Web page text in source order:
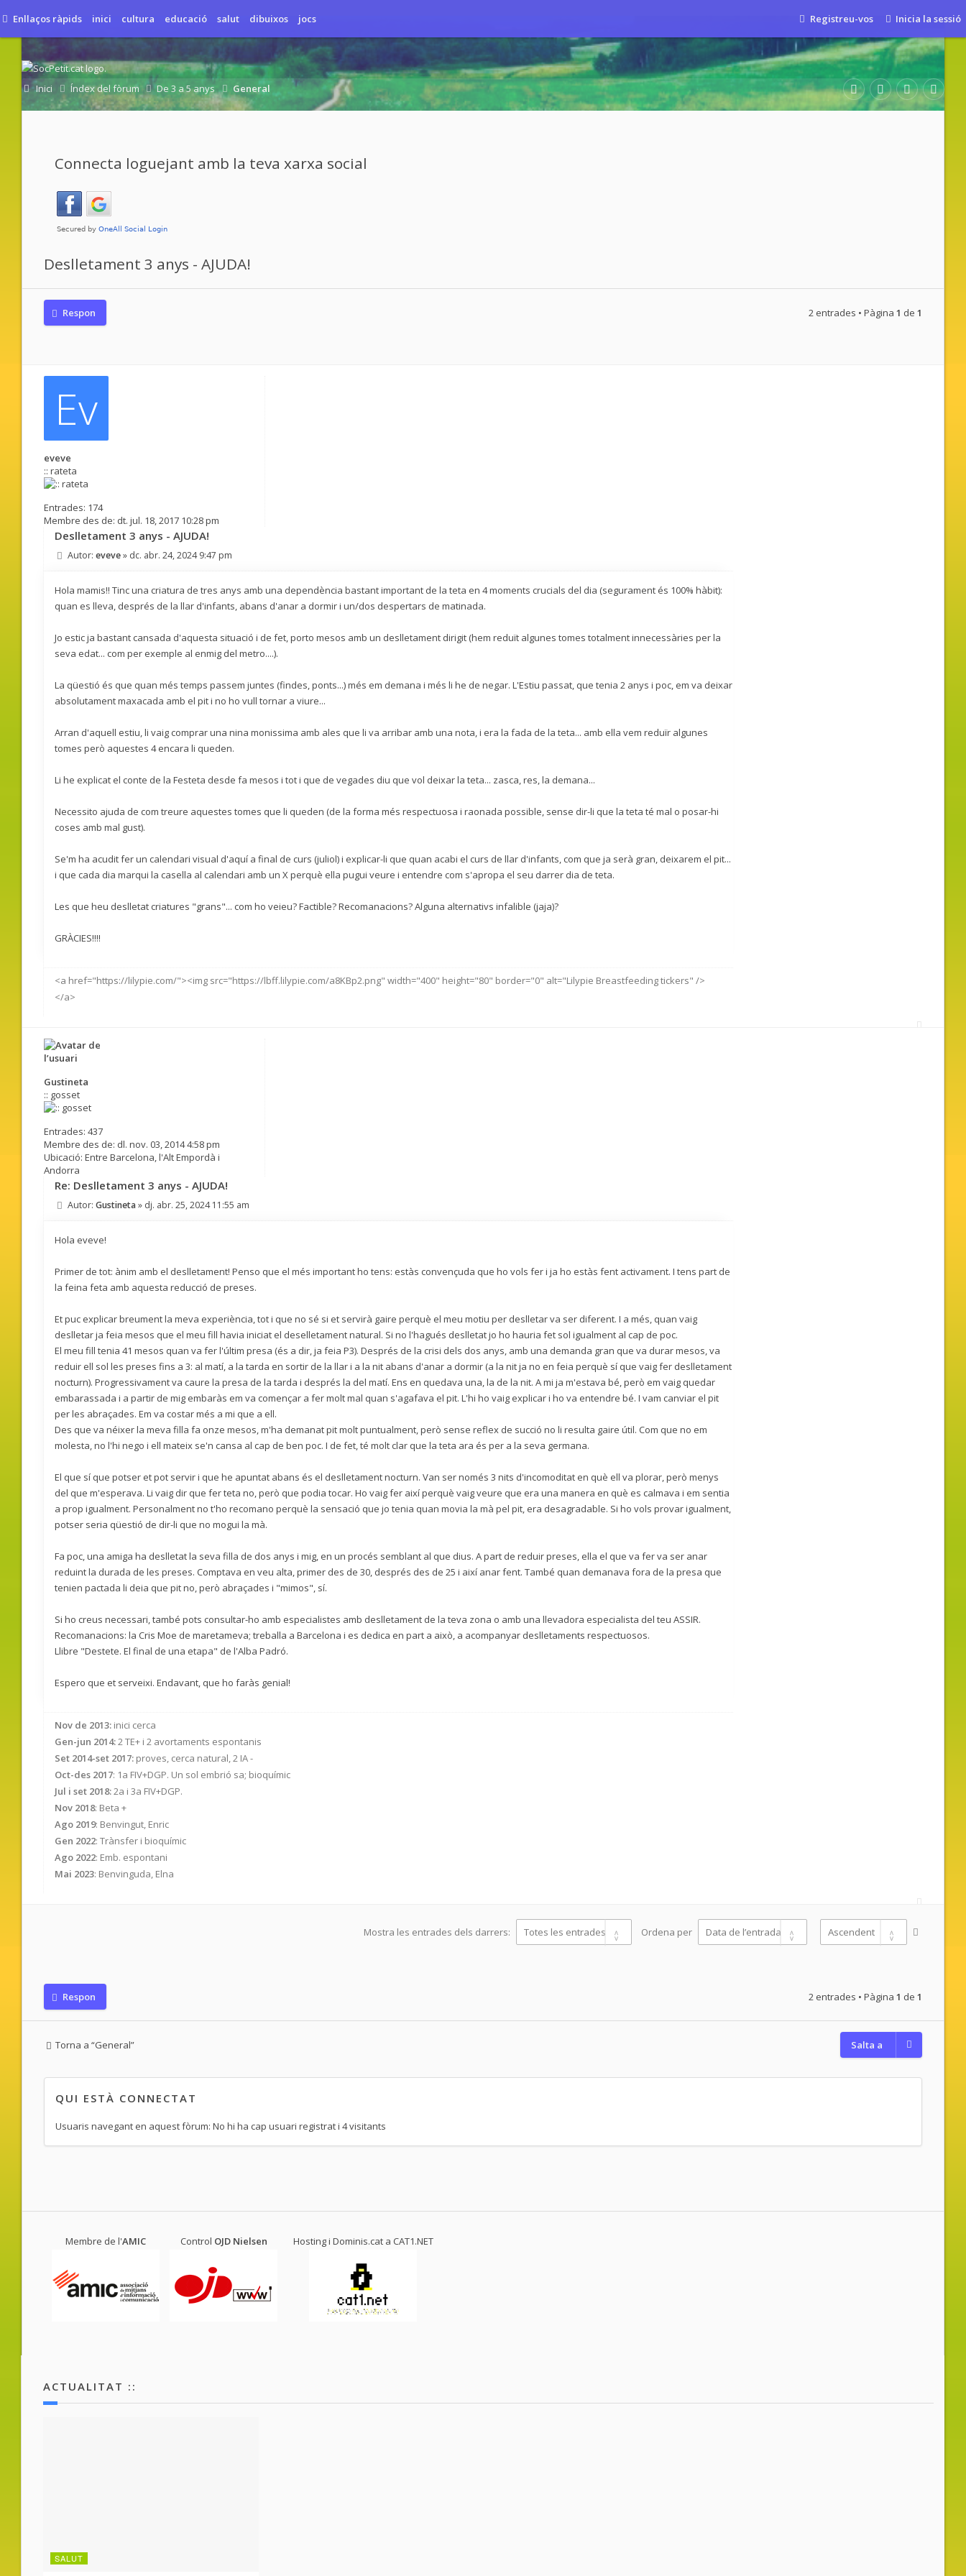
Enllaços ràpids inici cultura educació salut dibuixos jocs Inicia la sessió
Registreu-vos
Inici Índex del fòrum De 3 a 5 anys General
Connecta loguejant amb la teva xarxa social
Deslletament 3 anys - AJUDA!
Respon 2 entrades • Pàgina 1 de 1
Ev
eveve
:: rateta
Entrades: 174
Membre des de: dt. jul. 18, 2017 10:28 pm
Deslletament 3 anys - AJUDA!
Autor: eveve» dc. abr. 24, 2024 9:47 pm
Hola mamis!! Tinc una criatura de tres anys amb una dependència bastant important de la teta en 4 moments crucials del dia (segurament és 100% hàbit):
quan es lleva, després de la llar d'infants, abans d'anar a dormir i un/dos despertars de matinada.
Jo estic ja bastant cansada d'aquesta situació i de fet, porto mesos amb un deslletament dirigit (hem reduït algunes tomes totalment innecessàries per la
seva edat... com per exemple al enmig del metro....).
La qüestió és que quan més temps passem juntes (findes, ponts...) més em demana i més li he de negar. L'Estiu passat, que tenia 2 anys i poc, em va deixar
absolutament maxacada amb el pit i no ho vull tornar a viure...
Arran d'aquell estiu, li vaig comprar una nina monissima amb ales que li va arribar amb una nota, i era la fada de la teta... amb ella vem reduïr algunes
tomes però aquestes 4 encara li queden.
Li he explicat el conte de la Festeta desde fa mesos i tot i que de vegades diu que vol deixar la teta... zasca, res, la demana...
Necessito ajuda de com treure aquestes tomes que li queden (de la forma més respectuosa i raonada possible, sense dir-li que la teta té mal o posar-hi
coses amb mal gust).
Se'm ha acudit fer un calendari visual d'aquí a final de curs (juliol) i explicar-li que quan acabi el curs de llar d'infants, com que ja serà gran, deixarem el pit...
i que cada dia marqui la casella al calendari amb un X perquè ella pugui veure i entendre com s'apropa el seu darrer dia de teta.
Les que heu deslletat criatures "grans"... com ho veieu? Factible? Recomanacions? Alguna alternativs infalible (jaja)?
GRÀCIES!!!!
<a href="https://lilypie.com/"><img src="https://lbff.lilypie.com/a8KBp2.png" width="400" height="80" border="0" alt="Lilypie Breastfeeding tickers" />
</a>
Gustineta
:: gosset
Entrades: 437
Membre des de: dl. nov. 03, 2014 4:58 pm
Ubicació: Entre Barcelona, l'Alt Empordà i
Andorra
Re: Deslletament 3 anys - AJUDA!
Autor: Gustineta» dj. abr. 25, 2024 11:55 am
Hola eveve!
Primer de tot: ànim amb el deslletament! Penso que el més important ho tens: estàs convençuda que ho vols fer i ja ho estàs fent activament. I tens part de
la feina feta amb aquesta reducció de preses.
Et puc explicar breument la meva experiència, tot i que no sé si et servirà gaire perquè el meu motiu per deslletar va ser diferent. I a més, quan vaig
deslletar ja feia mesos que el meu fill havia iniciat el deselletament natural. Si no l'hagués deslletat jo ho hauria fet sol igualment al cap de poc.
El meu fill tenia 41 mesos quan va fer l'últim presa (és a dir, ja feia P3). Després de la crisi dels dos anys, amb una demanda gran que va durar mesos, va
reduir ell sol les preses fins a 3: al matí, a la tarda en sortir de la llar i a la nit abans d'anar a dormir (a la nit ja no en feia perquè sí que vaig fer deslletament
nocturn). Progressivament va caure la presa de la tarda i després la del matí. Ens en quedava una, la de la nit. A mi ja m'estava bé, però em vaig quedar
embarassada i a partir de mig embaràs em va començar a fer molt mal quan s'agafava el pit. L'hi ho vaig explicar i ho va entendre bé. I vam canviar el pit
per les abraçades. Em va costar més a mi que a ell.
Des que va néixer la meva filla fa onze mesos, m'ha demanat pit molt puntualment, però sense reflex de succió no li resulta gaire útil. Com que no em
molesta, no l'hi nego i ell mateix se'n cansa al cap de ben poc. I de fet, té molt clar que la teta ara és per a la seva germana.
El que sí que potser et pot servir i que he apuntat abans és el deslletament nocturn. Van ser només 3 nits d'incomoditat en què ell va plorar, però menys
del que m'esperava. Li vaig dir que fer teta no, però que podia tocar. Ho vaig fer així perquè vaig veure que era una manera en què es calmava i em sentia
a prop igualment. Personalment no t'ho recomano perquè la sensació que jo tenia quan movia la mà pel pit, era desagradable. Si ho vols provar igualment,
potser seria qüestió de dir-li que no mogui la mà.
Fa poc, una amiga ha deslletat la seva filla de dos anys i mig, en un procés semblant al que dius. A part de reduir preses, ella el que va fer va ser anar
reduint la durada de les preses. Comptava en veu alta, primer des de 30, després des de 25 i així anar fent. També quan demanava fora de la presa que
tenien pactada li deia que pit no, però abraçades i "mimos", sí.
Si ho creus necessari, també pots consultar-ho amb especialistes amb deslletament de la teva zona o amb una llevadora especialista del teu ASSIR.
Recomanacions: la Cris Moe de maretameva; treballa a Barcelona i es dedica en part a això, a acompanyar deslletaments respectuosos.
Llibre "Destete. El final de una etapa" de l'Alba Padró.
Espero que et serveixi. Endavant, que ho faràs genial!
Nov de 2013: inici cerca
Gen-jun 2014:2 TE+ i 2 avortaments espontanis
Set 2014-set 2017: proves, cerca natural, 2 IA -
Oct-des 2017: 1a FIV+DGP. Un sol embrió sa; bioquímic
Jul i set 2018:2a i 3a FIV+DGP.
Nov 2018: Beta +
Ago 2019: Benvingut, Enric
Gen 2022: Trànsfer i bioquímic
Ago 2022: Emb. espontani
Mai 2023: Benvinguda, Elna
Mostra les entrades dels darrers: Ordena per
Respon 2 entrades • Pàgina 1 de 1
Torna a “General” Salta a
QUI ESTÀ CONNECTAT
Usuaris navegant en aquest fòrum: No hi ha cap usuari registrat i 4 visitants
Membre de l'AMIC Control OJD Nielsen Hosting i Dominis.cat a CAT1.NET
ACTUALITAT ::